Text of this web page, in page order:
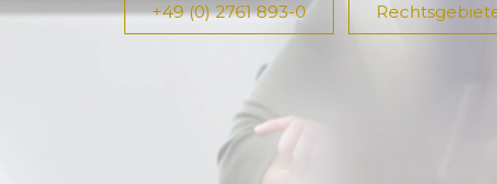
+49 (0) 2761 893-0